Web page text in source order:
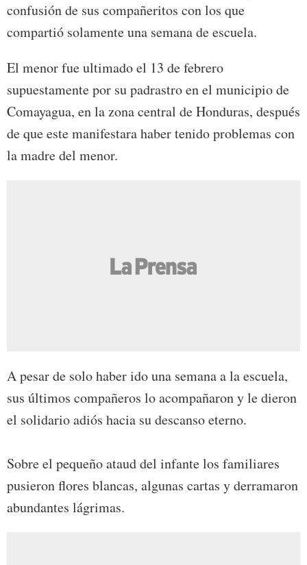
confusión de sus compañeritos con los que
compartió solamente una semana de escuela.
El menor fue ultimado el 13 de febrero
supuestamente por su padrastro en el municipio de
Comayagua, en la zona central de Honduras, después
de que este manifestara haber tenido problemas con
la madre del menor.
A pesar de solo haber ido una semana a la escuela,
sus últimos compañeros lo acompañaron y le dieron
el solidario adiós hacia su descanso eterno.
Sobre el pequeño ataud del infante los familiares
pusieron flores blancas, algunas cartas y derramaron
abundantes lágrimas.